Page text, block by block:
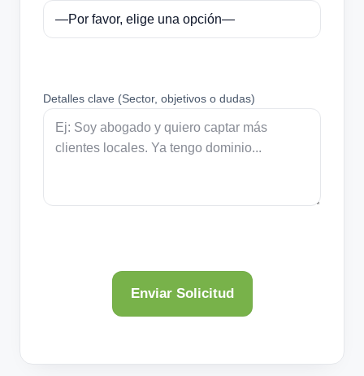
Detalles clave (Sector, objetivos o dudas)